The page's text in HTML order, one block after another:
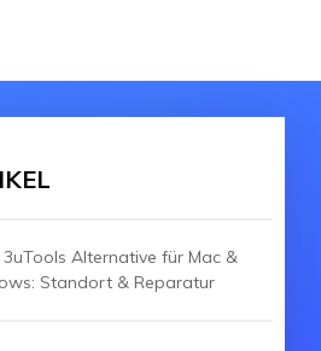
3uTools Alternative für Mac &
Standort & Reparatur